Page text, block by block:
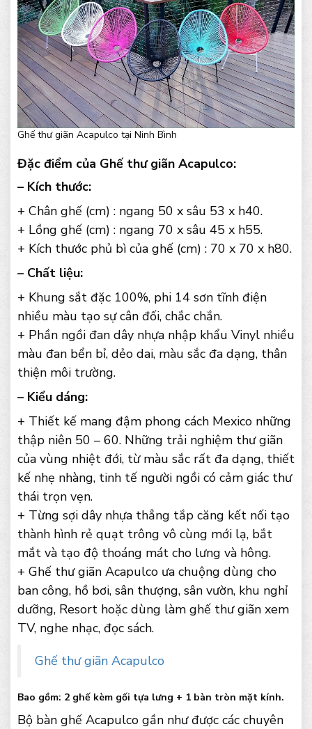
Ghế thư giãn Acapulco tại Ninh Bình
Đặc điểm của Ghế thư giãn Acapulco:
– Kích thước:
+ Chân ghế (cm) : ngang 50 x sâu 53 x h40.
+ Lồng ghế (cm) : ngang 70 x sâu 45 x h55.
+ Kích thước phủ bì của ghế (cm) : 70 x 70 x h80.
– Chất liệu:
+ Khung sắt đặc 100%, phi 14 sơn tĩnh điện
nhiều màu tạo sự cân đối, chắc chắn.
+ Phần ngồi đan dây nhựa nhập khẩu Vinyl nhiều
màu đan bển bỉ, dẻo dai, màu sắc đa dạng, thân
thiện môi trường.
– Kiểu dáng:
+ Thiết kế mang đậm phong cách Mexico những
thập niên 50 – 60. Những trải nghiệm thư giãn
của vùng nhiệt đới, từ màu sắc rất đa dạng, thiết
kế nhẹ nhàng, tinh tế người ngồi có cảm giác thư
thái trọn vẹn.
+ Từng sợi dây nhựa thẳng tắp căng kết nối tạo
thành hình rẻ quạt trông vô cùng mới lạ, bắt
mắt và tạo độ thoáng mát cho lưng và hông.
+ Ghế thư giãn Acapulco ưa chuộng dùng cho
ban công, hồ bơi, sân thượng, sân vườn, khu nghỉ
dưỡng, Resort hoặc dùng làm ghế thư giãn xem
TV, nghe nhạc, đọc sách.
Ghế thư giãn Acapulco
Bao gồm: 2 ghế kèm gối tựa lưng + 1 bàn tròn mặt kính.
Bộ bàn ghế Acapulco gần như được các chuyên